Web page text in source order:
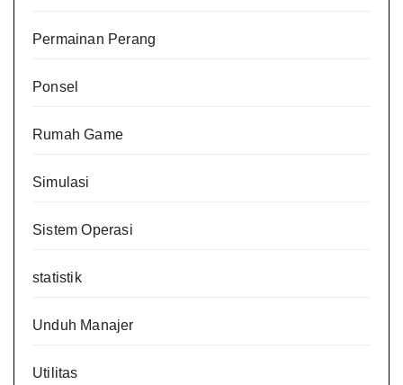
Permainan Perang
Ponsel
Rumah Game
Simulasi
Sistem Operasi
statistik
Unduh Manajer
Utilitas